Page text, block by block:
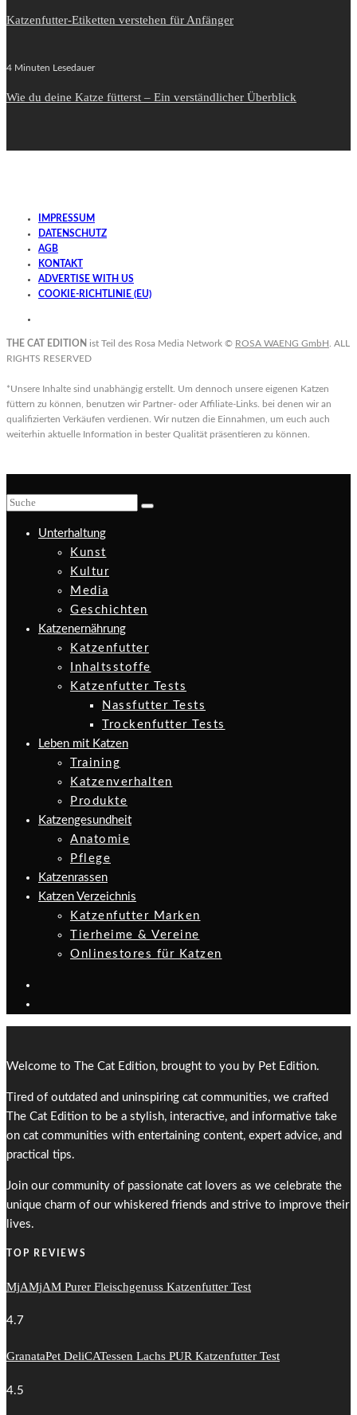
Katzenfutter-Etiketten verstehen für Anfänger
4 Minuten Lesedauer
Wie du deine Katze fütterst – Ein verständlicher Überblick
IMPRESSUM
DATENSCHUTZ
AGB
KONTAKT
ADVERTISE WITH US
COOKIE-RICHTLINIE (EU)
THE CAT EDITION ist Teil des Rosa Media Network © ROSA WAENG GmbH . ALL
RIGHTS RESERVED
*Unsere Inhalte sind unabhängig erstellt. Um dennoch unsere eigenen Katzen
füttern zu können, benutzen wir Partner- oder Affiliate-Links. bei denen wir an
qualifizierten Verkäufen verdienen. Wir nutzen die Einnahmen, um euch auch
weiterhin aktuelle Information in bester Qualität präsentieren zu können.
Unterhaltung
Kunst
Kultur
Media
Geschichten
Katzenernährung
Katzenfutter
Inhaltsstoffe
Katzenfutter Tests
Nassfutter Tests
Trockenfutter Tests
Leben mit Katzen
Training
Katzenverhalten
Produkte
Katzengesundheit
Anatomie
Pflege
Katzenrassen
Katzen Verzeichnis
Katzenfutter Marken
Tierheime & Vereine
Onlinestores für Katzen
Welcome to The Cat Edition, brought to you by Pet Edition.
Tired of outdated and uninspiring cat communities, we crafted
The Cat Edition to be a stylish, interactive, and informative take
on cat communities with entertaining content, expert advice, and
practical tips.
Join our community of passionate cat lovers as we celebrate the
unique charm of our whiskered friends and strive to improve their
lives.
TOP REVIEWS
MjAMjAM Purer Fleischgenuss Katzenfutter Test
4.7
GranataPet DeliCATessen Lachs PUR Katzenfutter Test
4.5